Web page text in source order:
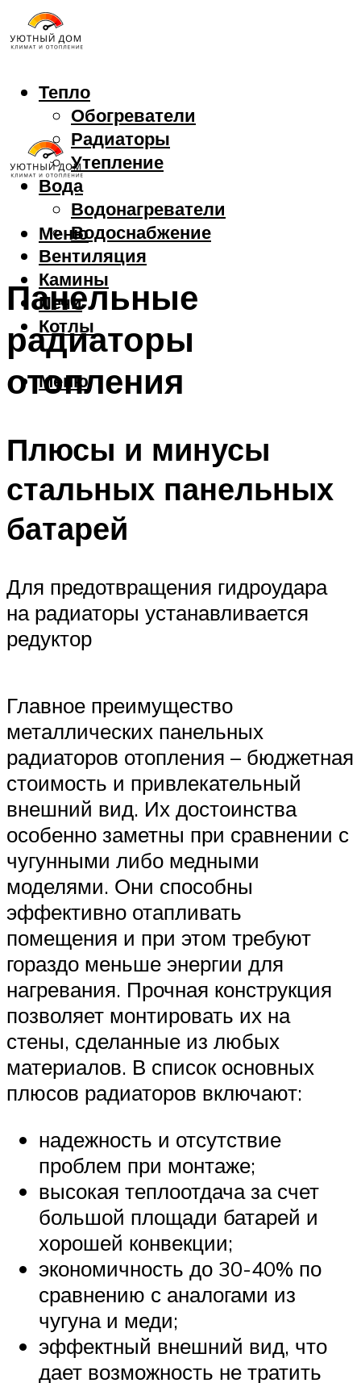
Тепло
Обогреватели
Радиаторы
Утепление
Вода
Водонагреватели
Водоснабжение
Вентиляция
Камины
Печи
Котлы
Меню
Меню
Панельные
радиаторы
отопления
Плюсы и минусы
стальных панельных
батарей
Для предотвращения гидроудара
на радиаторы устанавливается
редуктор
Главное преимущество
металлических панельных
радиаторов отопления – бюджетная
стоимость и привлекательный
внешний вид. Их достоинства
особенно заметны при сравнении с
чугунными либо медными
моделями. Они способны
эффективно отапливать
помещения и при этом требуют
гораздо меньше энергии для
нагревания. Прочная конструкция
позволяет монтировать их на
стены, сделанные из любых
материалов. В список основных
плюсов радиаторов включают:
надежность и отсутствие
проблем при монтаже;
высокая теплоотдача за счет
большой площади батарей и
хорошей конвекции;
экономичность до 30-40% по
сравнению с аналогами из
чугуна и меди;
эффектный внешний вид, что
дает возможность не тратить